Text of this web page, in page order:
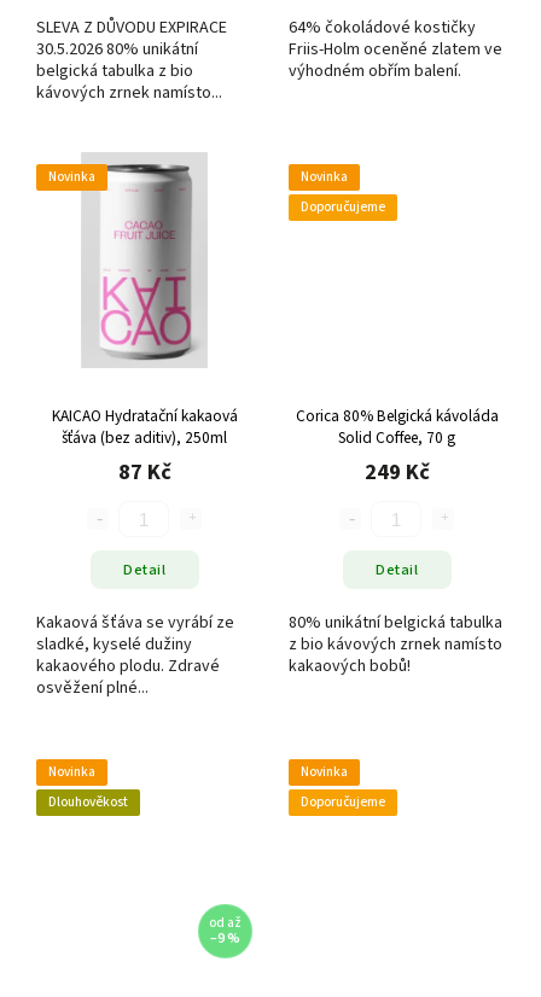
SLEVA Z DŮVODU EXPIRACE
30.5.2026 80% unikátní
belgická tabulka z bio
kávových zrnek namísto...
64% čokoládové kostičky
Friis-Holm oceněné zlatem ve
výhodném obřím balení.
Novinka
KAICAO Hydratační kakaová
šťáva (bez aditiv), 250ml
87 Kč
Detail
Kakaová šťáva se vyrábí ze
sladké, kyselé dužiny
kakaového plodu. Zdravé
osvěžení plné...
Novinka
Doporučujeme
Corica 80% Belgická kávoláda
Solid Coffee, 70 g
249 Kč
Detail
80% unikátní belgická tabulka
z bio kávových zrnek namísto
kakaových bobů!
Novinka
Dlouhověkost
od až
–9 %
Novinka
Doporučujeme